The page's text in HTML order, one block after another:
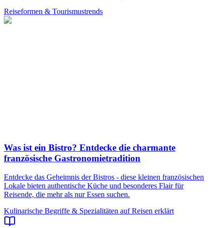
Reiseformen & Tourismustrends
Was ist ein Bistro? Entdecke die charmante
französische Gastronomietradition
Entdecke das Geheimnis der Bistros - diese kleinen französischen
Lokale bieten authentische Küche und besonderes Flair für
Reisende, die mehr als nur Essen suchen.
Kulinarische Begriffe & Spezialitäten auf Reisen erklärt